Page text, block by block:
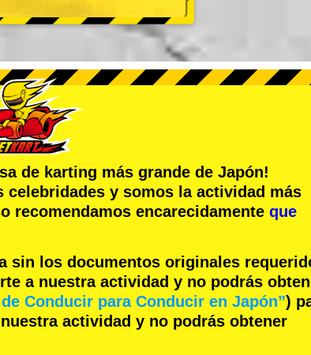
de karting más grande de Japón!
celebridades y somos la actividad más
recomendamos encarecidamente que
sin los documentos originales
a nuestra actividad y no podrás
Conducir para Conducir en Japón”)
actividad y no podrás obtener